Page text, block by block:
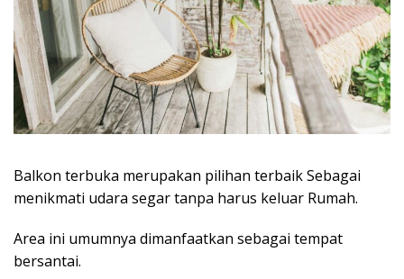
Balkon terbuka merupakan pilihan terbaik Sebagai
menikmati udara segar tanpa harus keluar Rumah.
Area ini umumnya dimanfaatkan sebagai tempat
bersantai.